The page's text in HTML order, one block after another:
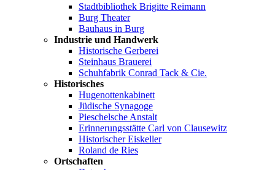
Stadtbibliothek Brigitte Reimann
Burg Theater
Bauhaus in Burg
Industrie und Handwerk
Historische Gerberei
Steinhaus Brauerei
Schuhfabrik Conrad Tack & Cie.
Historisches
Hugenottenkabinett
Jüdische Synagoge
Pieschelsche Anstalt
Erinnerungsstätte Carl von Clausewitz
Historischer Eiskeller
Roland de Ries
Ortschaften